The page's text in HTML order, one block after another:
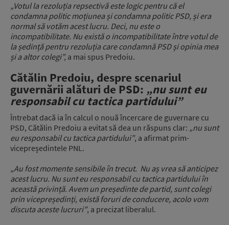
„Votul la rezoluția repsectivă este logic pentru căel
condamna politic moțiunea și condamna politic PSD, și era
normal să votăm acest lucru. Deci, nu este o
incompatibilitate. Nu există o incompatibilitate între votul de
la ședință pentru rezoluția care condamnă PSD și opinia mea
și a altor colegi”, a mai spus Predoiu.
Cătălin Predoiu, despre scenariul
guvernării alături de PSD: „nu sunt eu
responsabil cu tactica partidului”
Întrebat dacă ia în calcul o nouă încercare de guvernare cu
PSD, Cătălin Predoiu a evitat să dea un răspuns clar: „nu sunt
eu responsabil cu tactica partidului”, a afirmat prim-
vicepreședintele PNL.
„Au fost momente sensibile în trecut. Nu aș vrea să anticipez
acest lucru. Nu sunt eu responsabil cu tactica partidului în
această privință. Avem un președinte de partid, sunt colegi
prin vicepreședinți, există foruri de conducere, acolo vom
discuta aceste lucruri”, a precizat liberalul.